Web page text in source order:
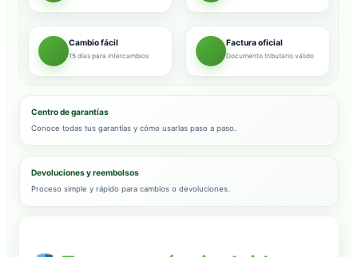
Cambio fácil
15 días para intercambios
Factura oficial
Documento tributario válido
Centro de garantías
Conoce todas tus garantías y cómo usarlas paso a paso.
Devoluciones y reembolsos
Proceso simple y rápido para cambios o devoluciones.